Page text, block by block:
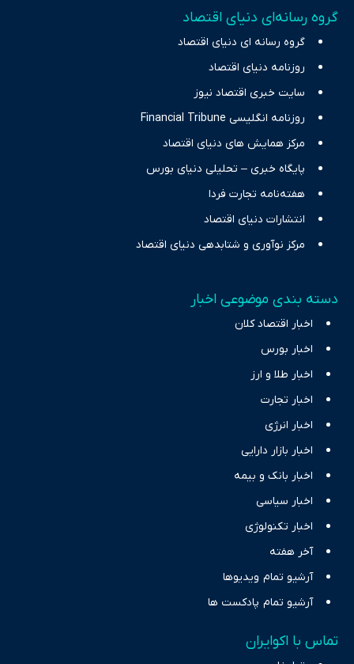
چالش‌های فقر و بیکاری را جست‌وجو کرده و در کنار تحلیل آمارها،
نیازهای خبری مخاطبان در حوزه‌های اثرگذار بر اقتصاد را با رویکردی
حرفه‌ای و روزآمد پوشش می‌دهیم.
گروه رسانه‌ای دنیای اقتصاد
گروه رسانه ای دنیای اقتصاد
روزنامه دنیای اقتصاد
سایت خبری اقتصاد نیوز
روزنامه انگلیسی Financial Tribune
مرکز همایش های دنیای اقتصاد
پایگاه خبری – تحلیلی دنیای بورس
هفته‌نامه تجارت فردا
انتشارات دنیای اقتصاد
مرکز نوآوری و شتابدهی دنیای اقتصاد
دسته بندی موضوعی اخبار
اخبار اقتصاد کلان
اخبار بورس
اخبار طلا و ارز
اخبار تجارت
اخبار انرژی
اخبار بازار دارایی
اخبار بانک و بیمه
اخبار سیاسی
اخبار تکنولوژی
آخر هفته
آرشیو تمام ویدیوها
آرشیو تمام پادکست ها
تماس با اکوایران